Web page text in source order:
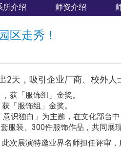
所介绍 师资介绍
区走秀！
2天，吸引企业厂商、校外人
「服饰组」金奖。
识独白」为主题，在文化部台
服装、300件服饰作品，共同展
次展演特邀业界名师担任评审